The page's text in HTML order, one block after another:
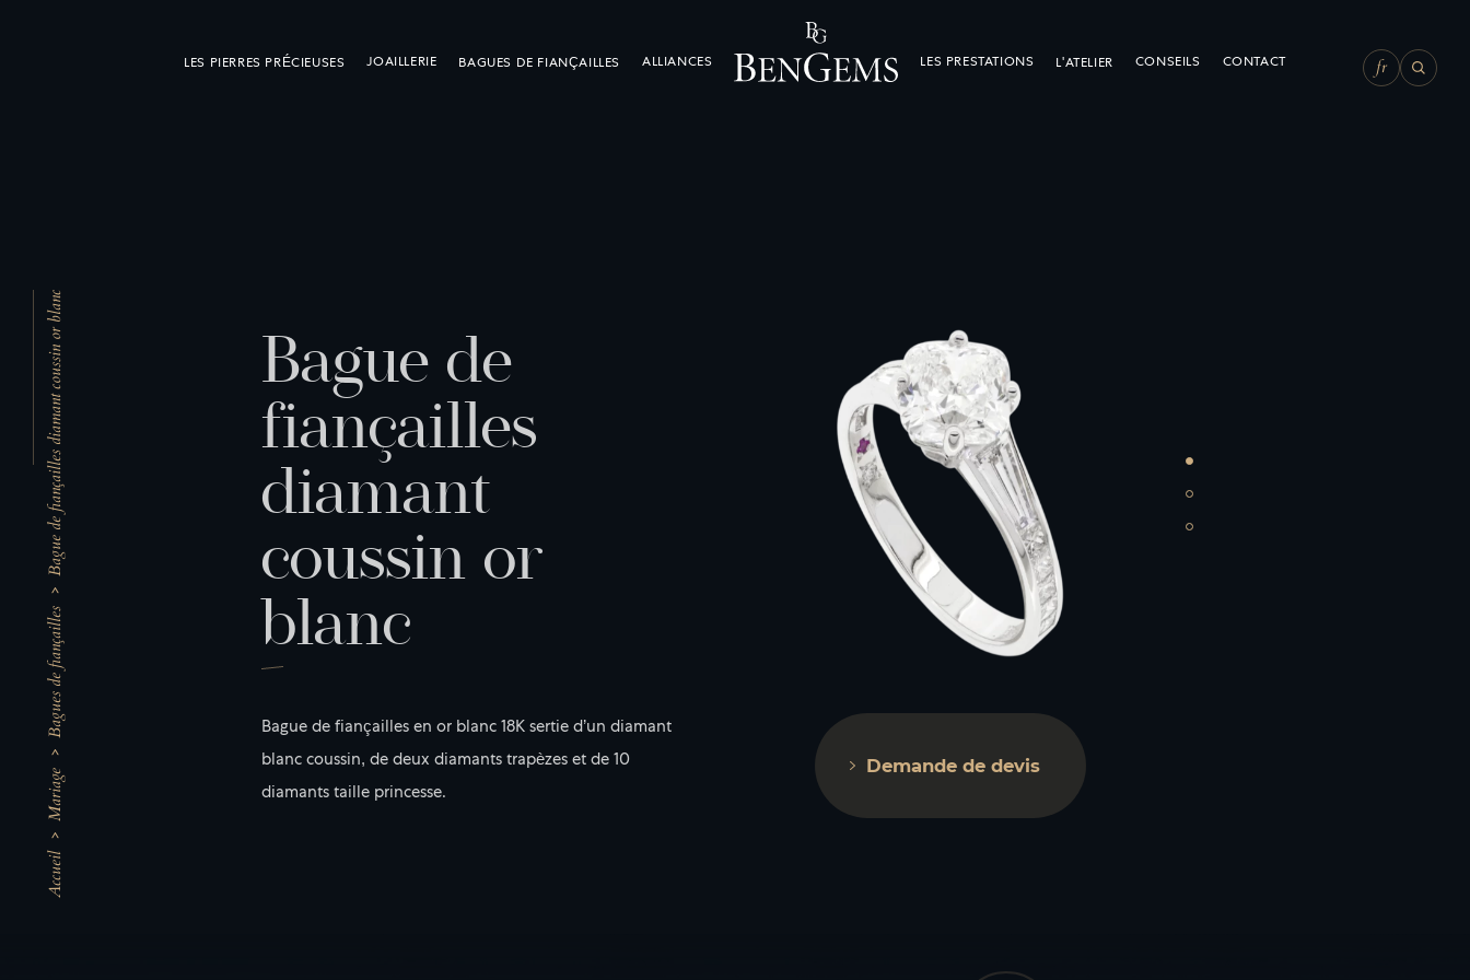
LES PIERRES PRÉCIEUSES JOAILLERIE BAGUES DE FIANÇAILLES ALLIANCES LES PRESTATIONS L'ATELIER CONSEILS CONTACT fr
Accueil
Mariage
Bagues de fiançailles
Bague de fiançailles diamant coussin or blanc Bague de
fiançailles
diamant
coussin or
blanc
Bague de fiançailles en or blanc 18K sertie d’un diamant
blanc coussin, de deux diamants trapèzes et de 10
diamants taille princesse.
Demande de devis